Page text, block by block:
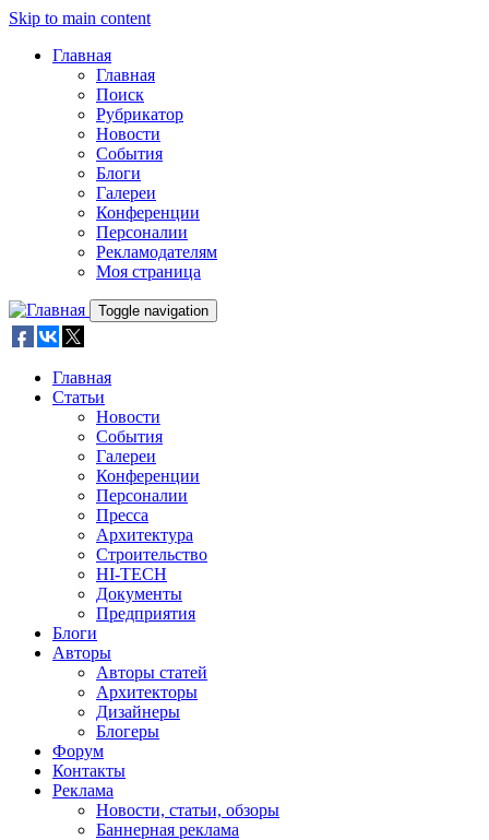
Skip to main content
Главная
Главная
Поиск
Рубрикатор
Новости
События
Блоги
Галереи
Конференции
Персоналии
Рекламодателям
Моя страница
Toggle navigation
Главная
Статьи
Новости
События
Галереи
Конференции
Персоналии
Пресса
Архитектура
Строительство
HI-TECH
Документы
Предприятия
Блоги
Авторы
Авторы статей
Архитекторы
Дизайнеры
Блогеры
Форум
Контакты
Реклама
Новости, статьи, обзоры
Баннерная реклама